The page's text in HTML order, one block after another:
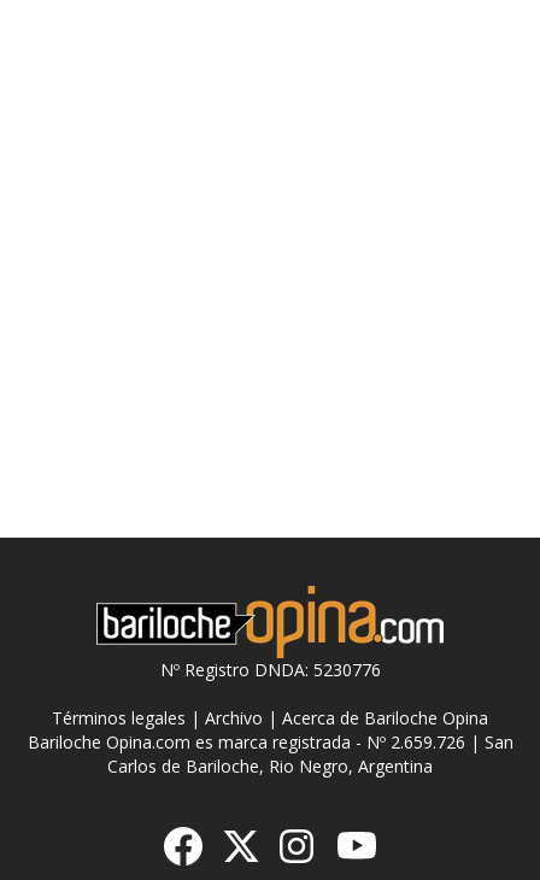
Nº Registro DNDA: 5230776
Términos legales | Archivo | Acerca de Bariloche Opina
Bariloche Opina.com es marca registrada - Nº 2.659.726 | San
Carlos de Bariloche, Rio Negro, Argentina